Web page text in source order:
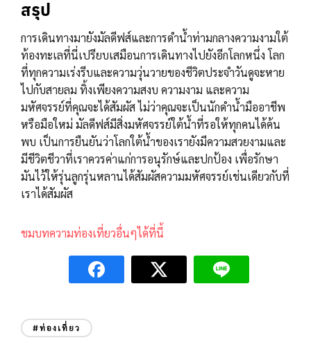
สรุป
การเดินทางมายังมัลดีฟส์และการดำน้ำท่ามกลางความงามใต้
ท้องทะเลที่นี่เปรียบเสมือนการเดินทางไปยังอีกโลกหนึ่ง โลก
ที่ทุกความเร่งรีบและความวุ่นวายของชีวิตประจำวันดูจะหาย
ไปกับสายลม ทิ้งเพียงความสงบ ความงาม และความ
มหัศจรรย์ที่คุณจะได้สัมผัส ไม่ว่าคุณจะเป็นนักดำน้ำมืออาชีพ
หรือมือใหม่ มัลดีฟส์มีสิ่งมหัศจรรย์ใต้น้ำที่รอให้ทุกคนได้ค้น
พบ เป็นการยืนยันว่าโลกใต้น้ำของเรายังมีความสวยงามและ
มีชีวิตชีวาที่เราควรค่าแก่การอนุรักษ์และปกป้อง เพื่อรักษา
มันไว้ให้รุ่นลูกรุ่นหลานได้สัมผัสความมหัศจรรย์เช่นเดียวกับที่
เราได้สัมผัส
ชมบทความท่องเที่ยวอื่นๆได้ที่นี้
#ท่องเที่ยว